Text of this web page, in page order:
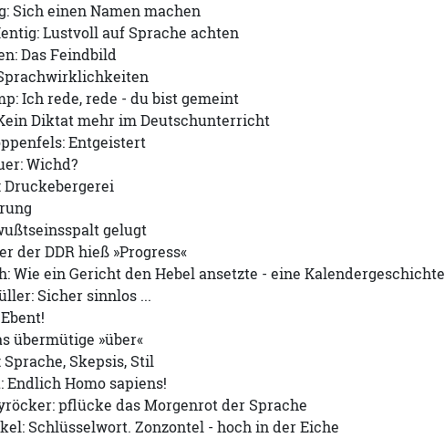
Sich einen Namen machen
Lustvoll auf Sprache achten
Das Feindbild
Ich rede, rede - du bist gemeint
Diktat mehr im Deutschunterricht
Entgeistert
Wichd?
Druckebergerei
gelugt
der DDR hieß »Progress«
Wie ein Gericht den Hebel ansetzte - eine Kalendergeschichte
Sicher sinnlos ...
übermütige »über«
Skepsis, Stil
Endlich Homo sapiens!
pflücke das Morgenrot der Sprache
Schlüsselwort. Zonzontel - hoch in der Eiche